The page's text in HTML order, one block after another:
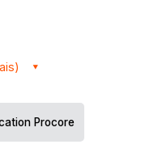
Procore